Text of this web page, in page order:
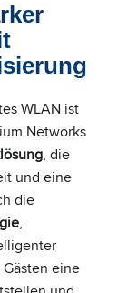
WLAN ist
Networks
, die
und eine
die
,
eine